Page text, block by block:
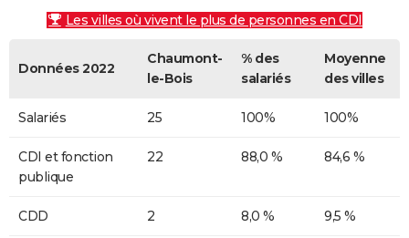
Les villes où vivent le plus de personnes en CDI
Données 2022
Chaumont-
le-Bois
% des
salariés
Moyenne
des villes
Salariés 25 100% 100%
CDI et fonction
publique
22 88,0 % 84,6 %
CDD 2 8,0 % 9,5 %